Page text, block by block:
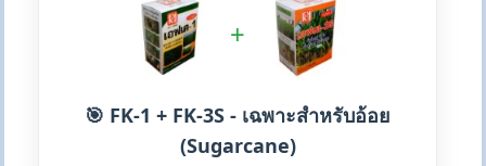
+
🎯 FK-1 + FK-3S - เฉพาะสำหรับอ้อย
(Sugarcane)